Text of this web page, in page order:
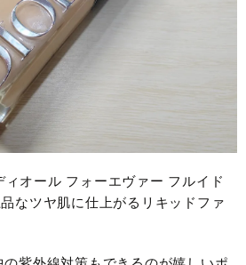
オール フォーエヴァー フルイド
なツヤ肌に仕上がるリキッドファ